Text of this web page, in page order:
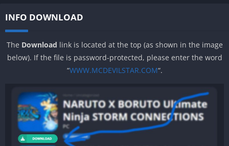
INFO DOWNLOAD
The Download link is located at the top (as shown in the image
below). If the file is password-protected, please enter the word
“WWW.MCDEVILSTAR.COM“.